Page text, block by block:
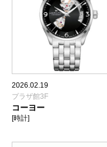
2026.02.19
プラザ館3F
コーヨー
[時計]